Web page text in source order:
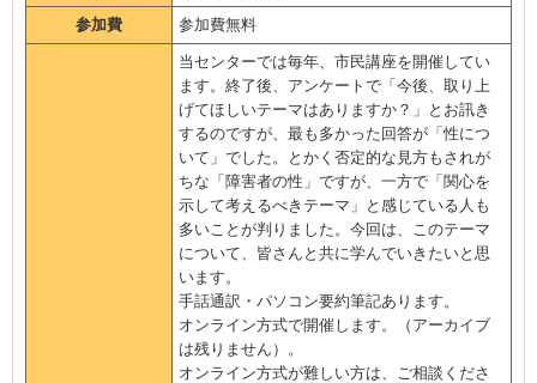
参加費 参加費無料
当センターでは毎年、市民講座を開催してい
ます。終了後、アンケートで「今後、取り上
げてほしいテーマはありますか？」とお訊き
するのですが、最も多かった回答が「性につ
いて」でした。とかく否定的な見方もされが
ちな「障害者の性」ですが、一方で「関心を
示して考えるべきテーマ」と感じている人も
多いことが判りました。今回は、このテーマ
について、皆さんと共に学んでいきたいと思
います。
手話通訳・パソコン要約筆記あります。
オンライン方式で開催します。（アーカイブ
は残りません）。
オンライン方式が難しい方は、ご相談くださ